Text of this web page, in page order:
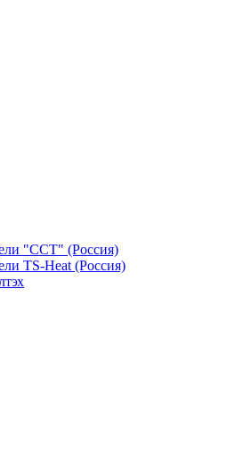
"ССТ" (Россия)
TS-Heat (Россия)